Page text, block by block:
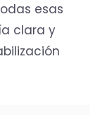
esas
clara y